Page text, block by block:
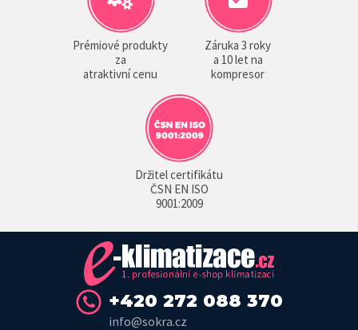
Prémiové produkty
za
atraktivní cenu
Záruka 3 roky
a 10 let na
kompresor
Držitel certifikátu
ČSN EN ISO
9001:2009
+420 272 088 370
info@sokra.cz